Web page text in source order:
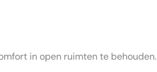
in open ruimten te behouden.